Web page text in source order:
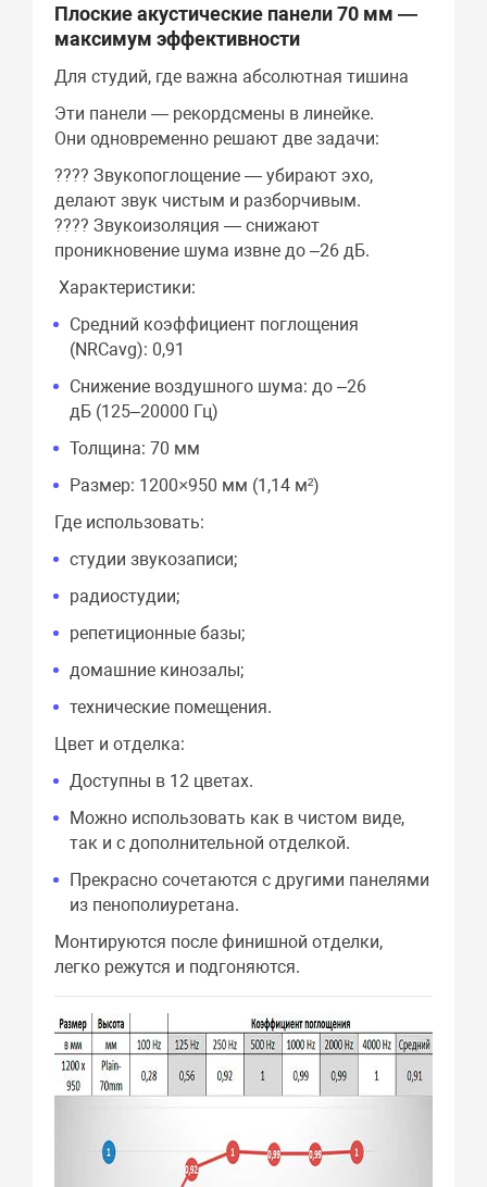
Плоские акустические панели 70 мм —
максимум эффективности
Для студий, где важна абсолютная тишина
Эти панели — рекордсмены в линейке.
Они одновременно решают две задачи:
???? Звукопоглощение — убирают эхо,
делают звук чистым и разборчивым.
???? Звукоизоляция — снижают
проникновение шума извне до –26 дБ.
Характеристики:
Средний коэффициент поглощения
(NRCavg): 0,91
Снижение воздушного шума: до –26
дБ (125–20000 Гц)
Толщина: 70 мм
Размер: 1200×950 мм (1,14 м²)
Где использовать:
студии звукозаписи;
радиостудии;
репетиционные базы;
домашние кинозалы;
технические помещения.
Цвет и отделка:
Доступны в 12 цветах.
Можно использовать как в чистом виде,
так и с дополнительной отделкой.
Прекрасно сочетаются с другими панелями
из пенополиуретана.
Монтируются после финишной отделки,
легко режутся и подгоняются.